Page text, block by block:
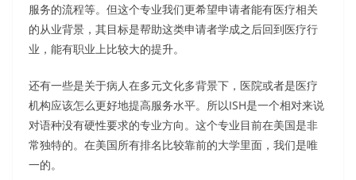
服务的流程等。但这个专业我们更希望申请者能有医疗相关
的从业背景，其目标是帮助这类申请者学成之后回到医疗行
业，能有职业上比较大的提升。
还有一些是关于病人在多元文化多背景下，医院或者是医疗
机构应该怎么更好地提高服务水平。所以ISH是一个相对来说
对语种没有硬性要求的专业方向。这个专业目前在美国是非
常独特的。在美国所有排名比较靠前的大学里面，我们是唯
一的。